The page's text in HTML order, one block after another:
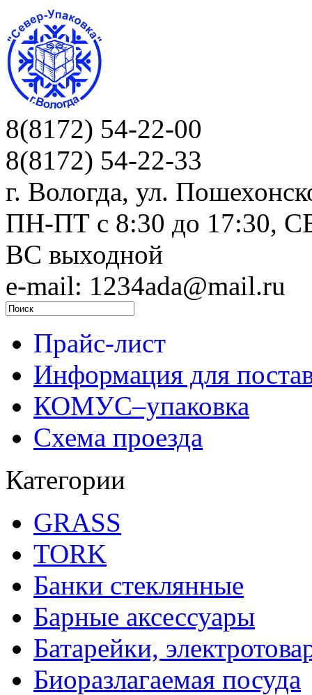
8(8172) 54-22-00
8(8172) 54-22-33
г. Вологда, ул.
ПН-ПТ c 8:30 до 17:30,
ВС выходной
e-mail: 1234ada@mail.ru
Прайс-лист
Информация для
КОМУС–упаковка
Схема проезда
Категории
GRASS
TORK
Банки стеклянные
Барные аксессуары
Батарейки,
Биоразлагаемая посуда